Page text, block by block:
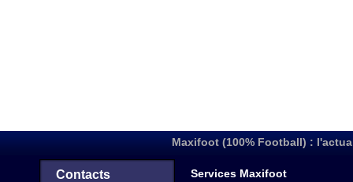
Maxifoot (100% Football) :
Contacts Services Maxifoot